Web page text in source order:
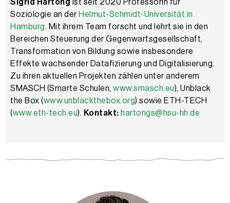
Sigrid Hartong ist seit 2020 Professorin für
Soziologie an der Helmut-Schmidt-Universität in
Hamburg. Mit ihrem Team forscht und lehrt sie in den
Bereichen Steuerung der Gegenwartsgesellschaft,
Transformation von Bildung sowie insbesondere
Effekte wachsender Datafizierung und Digitalisierung.
Zu ihren aktuellen Projekten zählen unter anderem
SMASCH (Smarte Schulen, www.smasch.eu), Unblack
the Box (www.unblackthebox.org) sowie ETH-TECH
(www.eth-tech.eu). Kontakt: hartongs@hsu-hh.de